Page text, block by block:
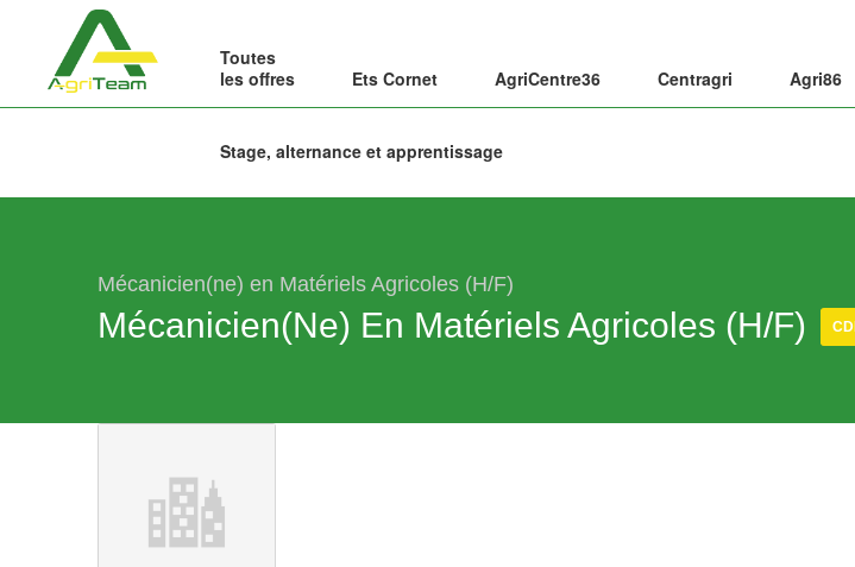
Toutes
les offres
Ets Cornet AgriCentre36 Centragri Agri86
Stage, alternance et apprentissage
Mécanicien(ne) en Matériels Agricoles (H/F)
Mécanicien(ne) En Matériels Agricoles (H/F) CDI